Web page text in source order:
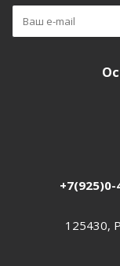
+7(925)0-
125430,